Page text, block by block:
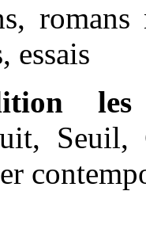
romans
essais
Seuil,